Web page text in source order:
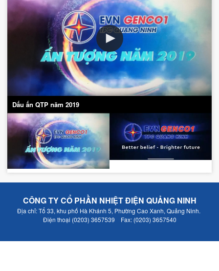
Dấu ấn QTP năm 2019
CÔNG TY CỔ PHẦN NHIỆT ĐIỆN QUẢNG NINH
Địa chỉ: Tổ 33, khu phố Hà Khánh 5, Phường Cao Xanh, Quảng Ninh.
Điện thoại (0203) 3657539 Fax: (0203) 3657540